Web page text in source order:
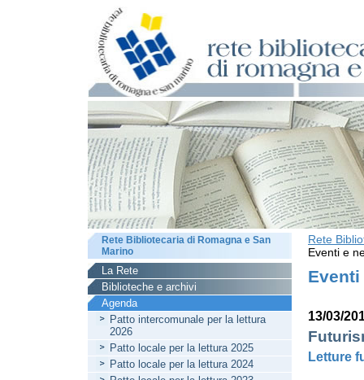
Rete
Eventi e
Eventi
13/03/
Letture
Rete Bibliotecaria di Romagna e San
Marino
La Rete
Biblioteche e archivi
Agenda
Patto intercomunale per la lettura
2026
Patto locale per la lettura 2025
Patto locale per la lettura 2024